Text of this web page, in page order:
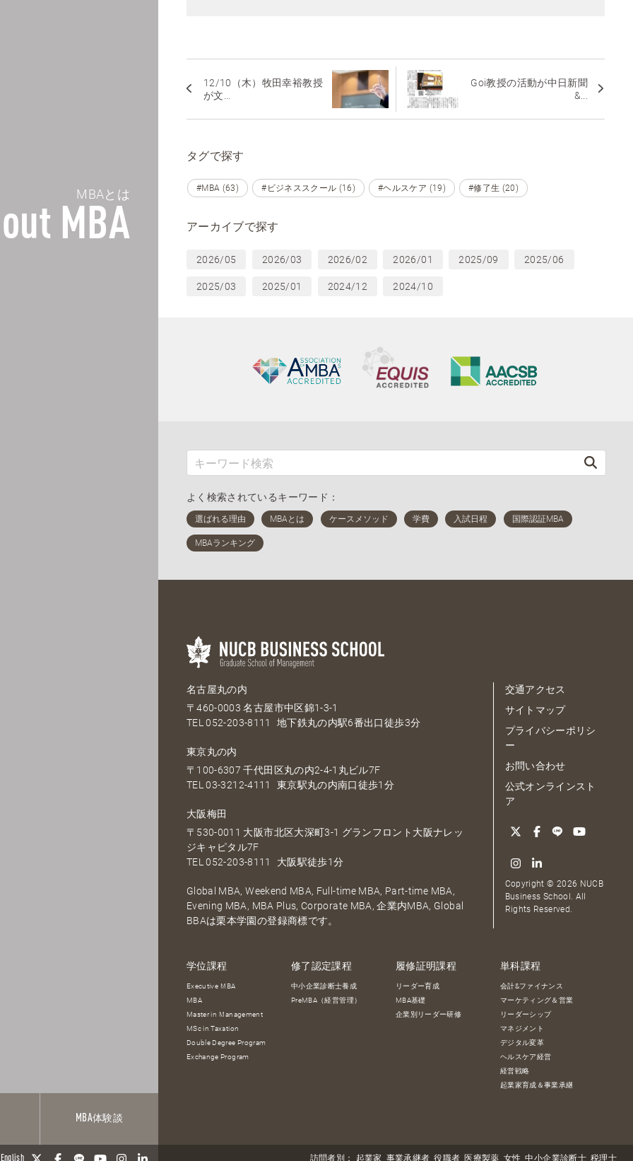
MBAとは
MBA
MBA体験談
English 訪問者別： 起業家 事業承継者 役職者 医療製薬 女性 中小企業診断士 税理士
12/10（木）牧田幸裕教授
が文...
Goi教授の活動が中日新聞
&...
タグで探す
#MBA (63) #ビジネススクール (16) #ヘルスケア (19) #修了生 (20)
アーカイブで探す
2026/05 2026/03 2026/02 2026/01 2025/09 2025/06
2025/03 2025/01 2024/12 2024/10
よく検索されているキーワード：
名古屋丸の内
〒460-0003 名古屋市中区錦1-3-1
TEL052-203-8111 地下鉄丸の内駅6番出口徒歩3分
東京丸の内
〒100-6307 千代田区丸の内2-4-1丸ビル7F
TEL03-3212-4111 東京駅丸の内南口徒歩1分
大阪梅田
〒530-0011 大阪市北区大深町3-1 グランフロント大阪ナレッ
ジキャピタル7F
TEL052-203-8111 大阪駅徒歩1分
Global MBA, Weekend MBA, Full-time MBA, Part-time MBA,
Evening MBA, MBA Plus, Corporate MBA, 企業内MBA, Global
BBAは栗本学園の登録商標です。
交通アクセス
サイトマップ
プライバシーポリシ
ー
お問い合わせ
公式オンラインスト
ア
Copyright © 2026 NUCB
Business School. All
Rights Reserved.
学位課程
Executive MBA
MBA
Master in Management
MSc in Taxation
Double Degree Program
Exchange Program
修了認定課程
中小企業診断士養成
PreMBA（経営管理）
履修証明課程
リーダー育成
MBA基礎
企業別リーダー研修
単科課程
会計&ファイナンス
マーケティング＆営業
リーダーシップ
マネジメント
デジタル変革
ヘルスケア経営
経営戦略
起業家育成＆事業承継